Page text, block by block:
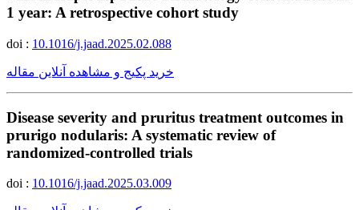
1 year: A retrospective cohort study
doi : 10.1016/j.jaad.2025.02.088
خرید پکیج و مشاهده آنلاین مقاله
Disease severity and pruritus treatment outcomes in
prurigo nodularis: A systematic review of
randomized-controlled trials
doi : 10.1016/j.jaad.2025.03.009